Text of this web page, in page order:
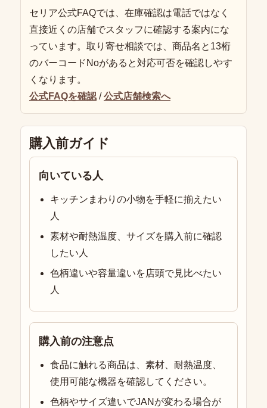
セリア公式FAQでは、在庫確認は電話ではなく
直接近くの店舗でスタッフに確認する案内にな
っています。取り寄せ相談では、商品名と13桁
のバーコードNoがあると対応可否を確認しやす
くなります。
公式FAQを確認 /公式店舗検索へ
購入前ガイド
向いている人
キッチンまわりの小物を手軽に揃えたい
人
素材や耐熱温度、サイズを購入前に確認
したい人
色柄違いや容量違いを店頭で見比べたい
人
購入前の注意点
食品に触れる商品は、素材、耐熱温度、
使用可能な機器を確認してください。
色柄やサイズ違いでJANが変わる場合が